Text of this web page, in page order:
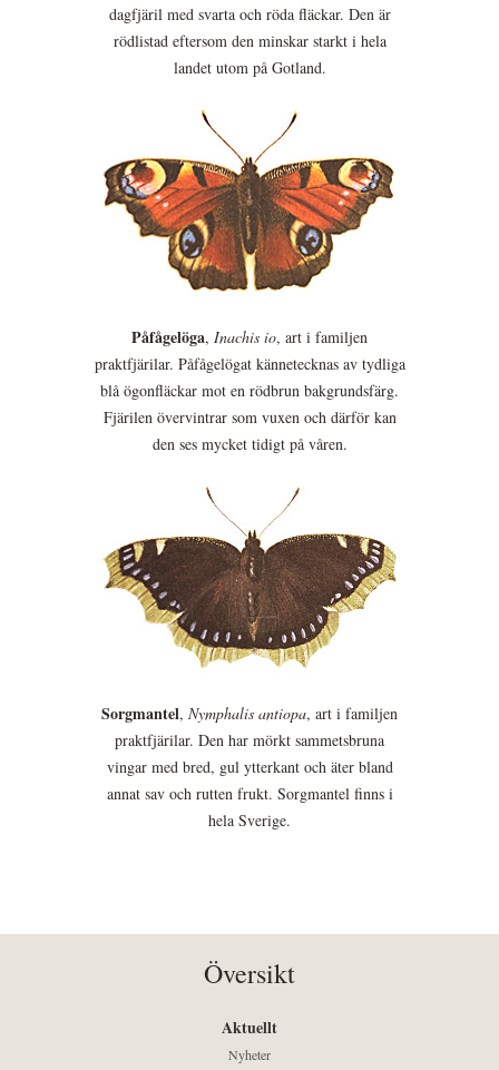
dagfjäril med svarta och röda fläckar. Den är
rödlistad eftersom den minskar starkt i hela
landet utom på Gotland.
Påfågelöga, Inachis io, art i familjen
praktfjärilar. Påfågelögat kännetecknas av tydliga
blå ögonfläckar mot en rödbrun bakgrundsfärg.
Fjärilen övervintrar som vuxen och därför kan
den ses mycket tidigt på våren.
Sorgmantel, Nymphalis antiopa, art i familjen
praktfjärilar. Den har mörkt sammetsbruna
vingar med bred, gul ytterkant och äter bland
annat sav och rutten frukt. Sorgmantel finns i
hela Sverige.
Översikt
Aktuellt
Nyheter